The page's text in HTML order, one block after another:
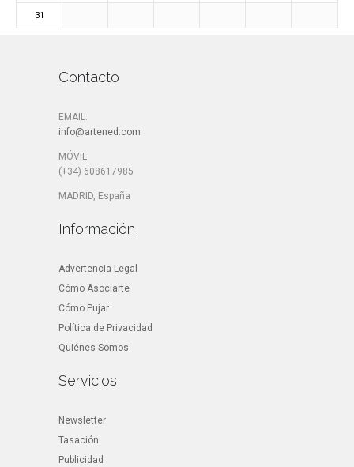
31
Contacto
EMAIL:
info@artened.com
MÓVIL:
(+34) 608617985
MADRID, España
Información
Advertencia Legal
Cómo Asociarte
Cómo Pujar
Política de Privacidad
Quiénes Somos
Servicios
Newsletter
Tasación
Publicidad